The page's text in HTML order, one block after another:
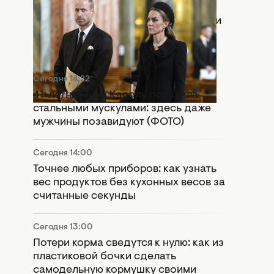
Сегодня 15:55
Раскол в монархии: Кейт Миддлтон и
принц Уильям попали в громкий
скандал
Сегодня 14:22
41-летняя Тина Кароль поразила
стальными мускулами: здесь даже
мужчины позавидуют (ФОТО)
Сегодня 14:00
Точнее любых приборов: как узнать
вес продуктов без кухонных весов за
считанные секунды
Сегодня 13:00
Потери корма сведутся к нулю: как из
пластиковой бочки сделать
самодельную кормушку своими